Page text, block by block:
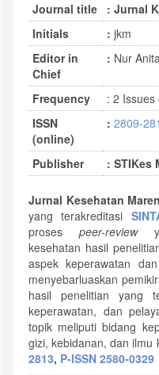
Journal title
: Jurnal
Initials
: jkm
Editor in
Chief
: Nur
Frequency
: 2
ISSN
(online)
: 2809-
Publisher : STIKes
Jurnal Kesehatan
yang terakreditasi
proses peer-review
kesehatan hasil
aspek keperawatan
menyebarluaskan
hasil penelitian yang
keperawatan, dan
topik meliputi bidang
gizi, kebidanan, dan ilmu
2813, P-ISSN 2580-0329